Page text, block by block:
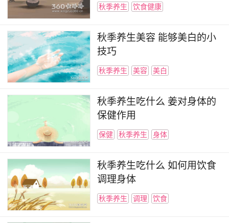
秋季养生 饮食健康
秋季养生美容 能够美白的小
技巧
秋季养生 美容 美白
秋季养生吃什么 姜对身体的
保健作用
保健 秋季养生 身体
秋季养生吃什么 如何用饮食
调理身体
秋季养生 调理 饮食